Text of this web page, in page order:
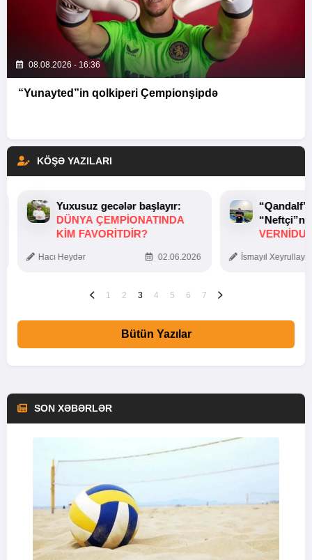
08.08.2026 - 16:36
“Yunayted”in qolkiperi Çempionşipdə
KÖŞƏ YAZILARI
Yuxusuz gecələr başlayır:
DÜNYA ÇEMPIONATINDA
KIM FAVORITDIR?
Hacı Heydər 02.06.2026 İsmayıl
1 2 3 4 5 6 7
Bütün Yazılar
SON XƏBƏRLƏR